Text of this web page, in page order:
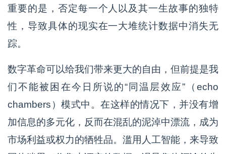
重要的是，否定每一个人以及其一生故事的独特
性，导致具体的现实在一大堆统计数据中消失无
踪。
数字革命可以给我们带来更大的自由，但前提是我
们不能被困在今日所说的“同温层效应”（echo
chambers）模式中。在这样的情况下，并没有增
加信息的多元化，反而在混乱的泥淖中漂流，成为
市场利益或权力的牺牲品。滥用人工智能，来导致